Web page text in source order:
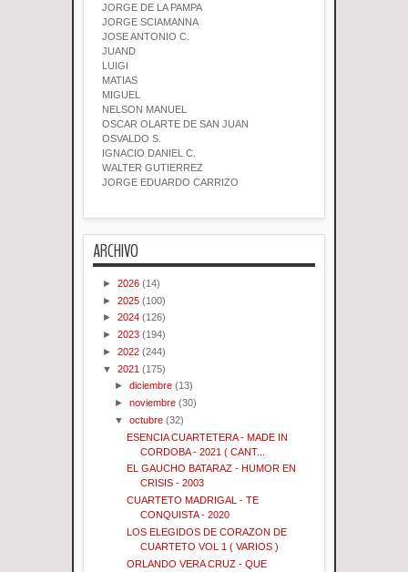
JORGE DE LA PAMPA
JORGE SCIAMANNA
JOSE ANTONIO C.
JUAND
LUIGI
MATIAS
MIGUEL
NELSON MANUEL
OSCAR OLARTE DE SAN JUAN
OSVALDO S.
IGNACIO DANIEL C.
WALTER GUTIERREZ
JORGE EDUARDO CARRIZO
ARCHIVO
► 2026 (14)
► 2025 (100)
► 2024 (126)
► 2023 (194)
► 2022 (244)
▼ 2021 (175)
►diciembre (13)
►noviembre (30)
▼octubre (32)
ESENCIA CUARTETERA - MADE IN
CORDOBA - 2021 ( CANT...
EL GAUCHO BATARAZ - HUMOR EN
CRISIS - 2003
CUARTETO MADRIGAL - TE
CONQUISTA - 2020
LOS ELEGIDOS DE CORAZON DE
CUARTETO VOL 1 ( VARIOS )
ORLANDO VERA CRUZ - QUE